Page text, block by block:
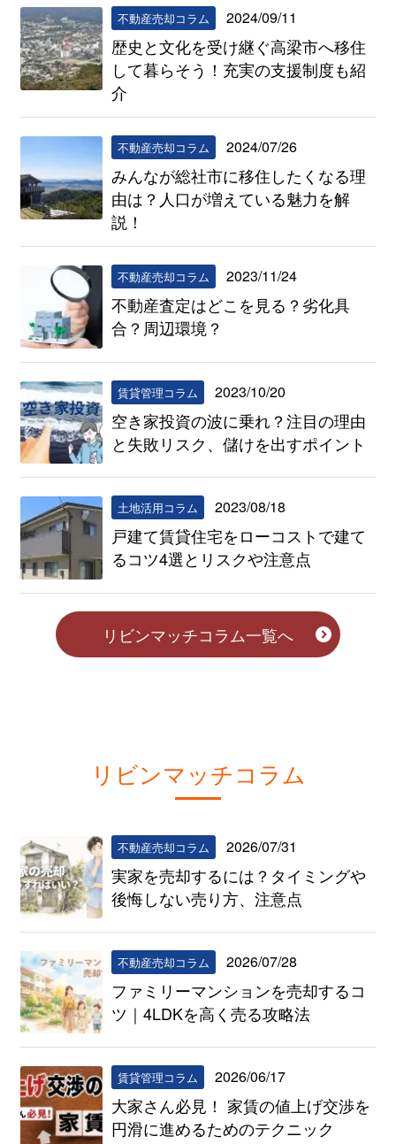
不動産売却コラム 2024/09/11
歴史と文化を受け継ぐ高梁市へ移住
して暮らそう！充実の支援制度も紹
介
不動産売却コラム 2024/07/26
みんなが総社市に移住したくなる理
由は？人口が増えている魅力を解
説！
不動産売却コラム 2023/11/24
不動産査定はどこを見る？劣化具
合？周辺環境？
賃貸管理コラム 2023/10/20
空き家投資の波に乗れ？注目の理由
と失敗リスク、儲けを出すポイント
土地活用コラム 2023/08/18
戸建て賃貸住宅をローコストで建て
るコツ4選とリスクや注意点
リビンマッチコラム一覧へ
リビンマッチコラム
不動産売却コラム 2026/07/31
実家を売却するには？タイミングや
後悔しない売り方、注意点
不動産売却コラム 2026/07/28
ファミリーマンションを売却するコ
ツ｜4LDKを高く売る攻略法
賃貸管理コラム 2026/06/17
大家さん必見！ 家賃の値上げ交渉を
円滑に進めるためのテクニック